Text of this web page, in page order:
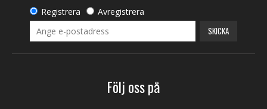
Registrera Avregistrera
SKICKA
Följ oss på